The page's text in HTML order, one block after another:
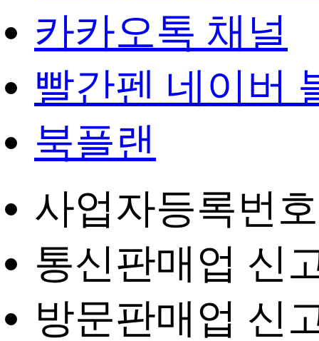
카카오톡 채널
빨간펜 네이버
북플랜
사업자등록번
통신판매업 신
방문판매업 신